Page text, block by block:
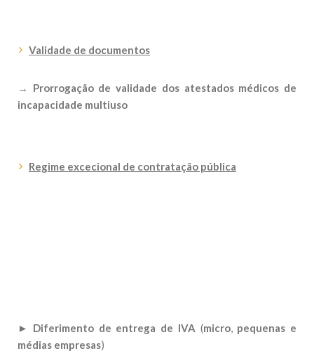
Validade de documentos
→ Prorrogação de validade dos atestados médicos de
incapacidade multiuso
Regime excecional de contratação pública
► Diferimento de entrega de IVA (micro, pequenas e
médias empresas)